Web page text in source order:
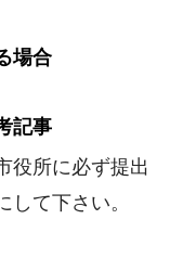
場合
記事
役所に必ず提出
て下さい。